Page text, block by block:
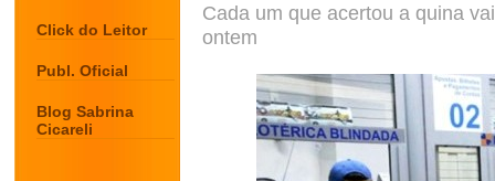
Click do Leitor
Publ. Oficial
Blog Sabrina
Cicareli
Cada um que acertou a quina
ontem